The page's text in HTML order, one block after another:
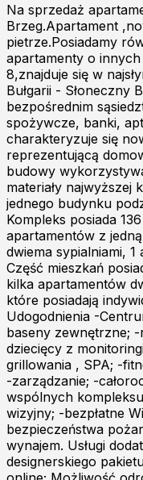
Na sprzedaż
Brzeg.Apartament
pietrze.Posiadamy
apartamenty o
8,znajduje się w
Bułgarii - Słoneczny
bezpośrednim
spożywcze, banki,
charakteryzuje się
reprezentującą
budowy
materiały najwyższej
jednego budynku
Kompleks posiada
apartamentów z
dwiema sypialniami,
Część mieszkań
kilka apartamentów
które posiadają
Udogodnienia -
baseny zewnętrzne;
dziecięcy z
grillowania , SPA; -
-zarządzanie; -
wspólnych
wizyjny; -bezpłatne
bezpieczeństwa
wynajem. Usługi
designerskiego